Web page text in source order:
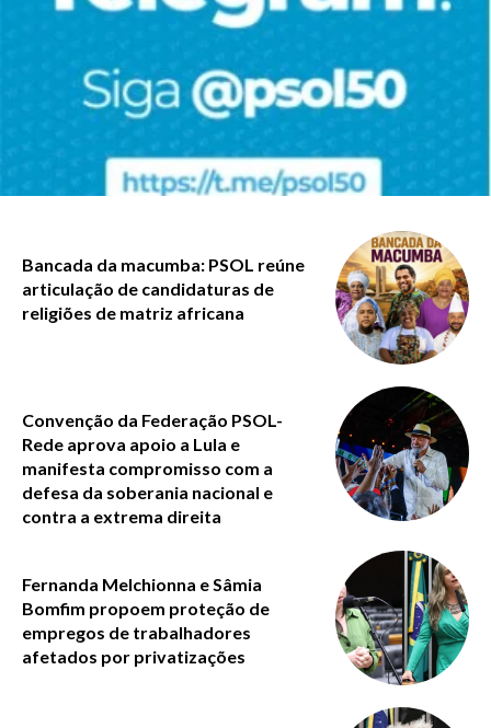
Bancada da macumba: PSOL reúne
articulação de candidaturas de
religiões de matriz africana
Convenção da Federação PSOL-
Rede aprova apoio a Lula e
manifesta compromisso com a
defesa da soberania nacional e
contra a extrema direita
Fernanda Melchionna e Sâmia
Bomfim propoem proteção de
empregos de trabalhadores
afetados por privatizações